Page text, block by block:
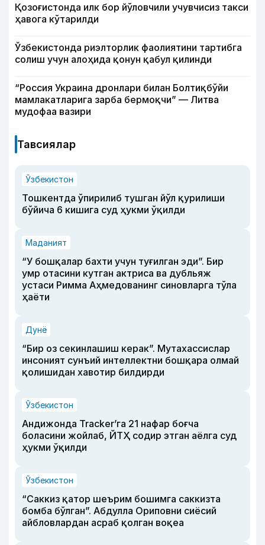
Қозоғистонда илк бор йўловчили учувчисиз такси
ҳавога кўтарилди
Ўзбекистонда риэлторлик фаолиятини тартибга
солиш учун алоҳида қонун қабул қилинди
“Россия Украина дронлари билан Болтиқбўйи
мамлакатларига зарба бермоқчи” — Литва
мудофаа вазири
Тавсиялар
Ўзбекистон
Тошкентда ўпирилиб тушган йўл қурилиши
бўйича 6 кишига суд ҳукми ўқилди
Маданият
“У бошқалар бахти учун туғилган эди”. Бир
умр отасини кутган актриса ва дубльяж
устаси Римма Аҳмедованинг синовларга тўла
ҳаёти
Дунё
“Бир оз секинлашиш керак”. Мутахассислар
инсоният сунъий интеллектни бошқара олмай
қолишидан хавотир билдирди
Ўзбекистон
Андижонда Tracker’га 21 нафар боғча
боласини жойлаб, ЙТҲ содир этган аёлга суд
ҳукми ўқилди
Ўзбекистон
“Саккиз қатор шеърим бошимга саккизта
бомба бўлган”. Абдулла Ориповни сиёсий
айбловлардан асраб қолган воқеа